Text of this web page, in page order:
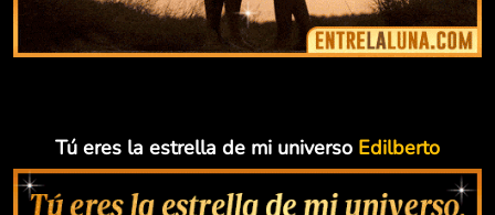
Tú eres la estrella de mi universo Edilberto